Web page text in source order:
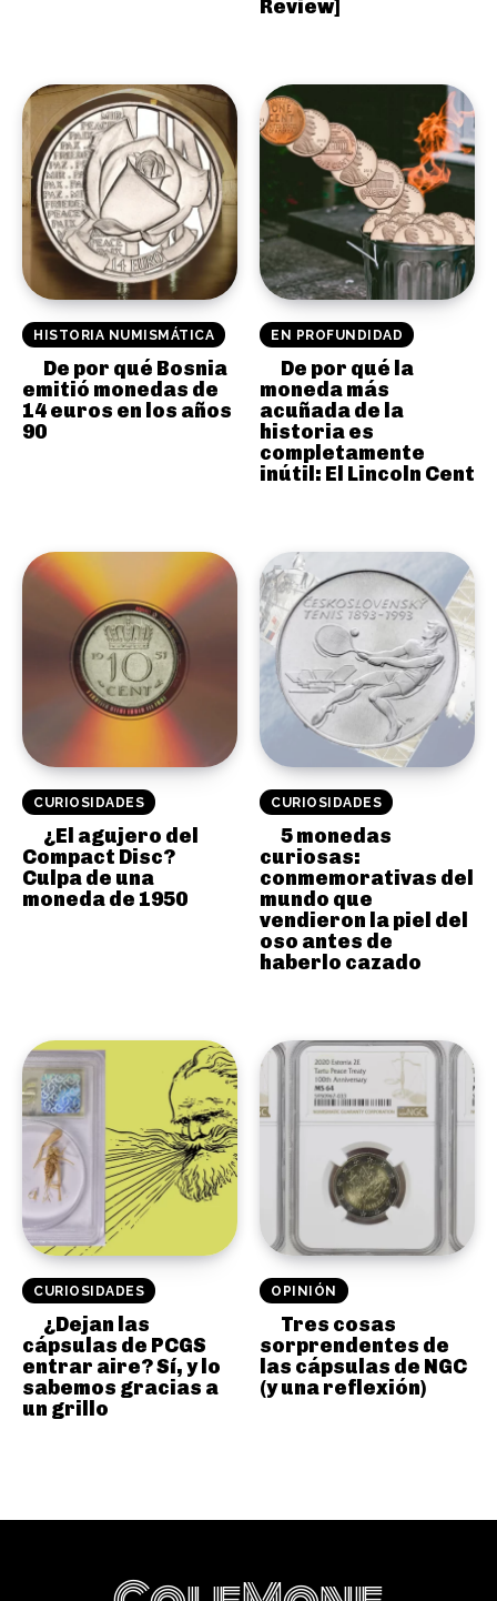
Review]
HISTORIA NUMISMÁTICA
De por qué Bosnia
emitió monedas de
14 euros en los años
90
EN PROFUNDIDAD
De por qué la
moneda más
acuñada de la
historia es
completamente
inútil: El Lincoln Cent
CURIOSIDADES
¿El agujero del
Compact Disc?
Culpa de una
moneda de 1950
CURIOSIDADES
5 monedas
curiosas:
conmemorativas del
mundo que
vendieron la piel del
oso antes de
haberlo cazado
CURIOSIDADES
¿Dejan las
cápsulas de PCGS
entrar aire? Sí, y lo
sabemos gracias a
un grillo
OPINIÓN
Tres cosas
sorprendentes de
las cápsulas de NGC
(y una reflexión)